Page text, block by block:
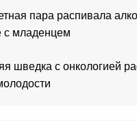
пара распивала
младенцем
шведка с онкологией